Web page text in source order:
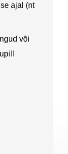
ajal (nt
või